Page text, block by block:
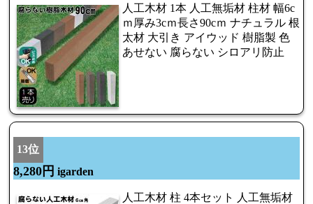
人工木材 1本 人工無垢材 柱材 幅6c
ｍ厚み3cｍ長さ90cｍ ナチュラル 根
太材 大引き アイウッド 樹脂製 色
あせない 腐らない シロアリ防止
13位
8,280円 igarden
人工木材 柱 4本セット 人工無垢材